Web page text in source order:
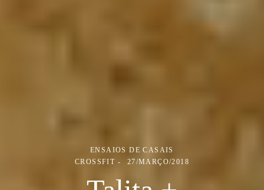
ENSAIOS DE CASAIS
CROSSFIT
27/MARÇO/2018